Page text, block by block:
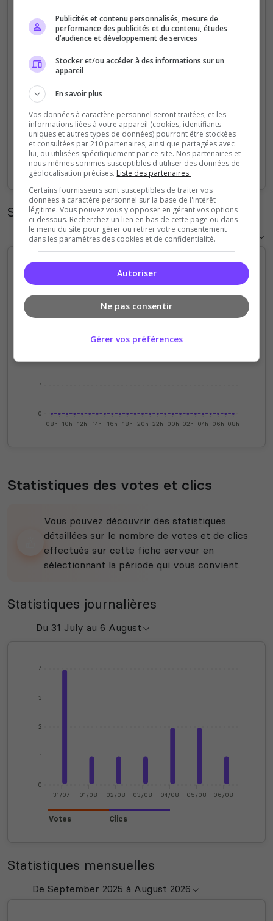
0
1
2
3
Sep Oct Nov Dec Jan Feb Mar Apr May Jun Jul Aug
Statistiques horaires
0
1
08h 10h 12h 14h 16h 18h 20h 22h 00h 02h 04h 06h 08h
Statistiques des votes et clics
Vous pouvez découvrir des statistiques
détaillées sur le nombre de votes et de clics
effectués sur cette fiche serveur en
sélectionnant la période qui vous convient.
Statistiques journalières
0
1
2
3
4
31/07 01/08 02/08 03/08 04/08 05/08 06/08
Votes Clics
Statistiques mensuelles
Publicités et contenu personnalisés, mesure de
performance des publicités et du contenu, études
d’audience et développement de services
Stocker et/ou accéder à des informations sur un
appareil
En savoir plus
Vos données à caractère personnel seront traitées, et les
informations liées à votre appareil (cookies, identifiants
uniques et autres types de données) pourront être stockées
et consultées par 210 partenaires, ainsi que partagées avec
lui, ou utilisées spécifiquement par ce site. Nos partenaires et
nous-mêmes sommes susceptibles d'utiliser des données de
géolocalisation précises. Liste des partenaires.
Certains fournisseurs sont susceptibles de traiter vos
données à caractère personnel sur la base de l'intérêt
légitime. Vous pouvez vous y opposer en gérant vos options
ci-dessous. Recherchez un lien en bas de cette page ou dans
le menu du site pour gérer ou retirer votre consentement
dans les paramètres des cookies et de confidentialité.
Autoriser
Ne pas consentir
Gérer vos préférences